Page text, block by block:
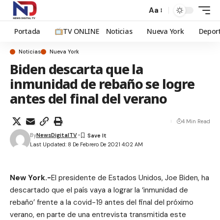
Aa
Portada TV ONLINE Noticias Nueva York
Noticias Nueva York
Biden descarta que la
inmunidad de rebaño se logre
antes del final del verano
Last Updated: 8 De Febrero De 2021 4:02 AM
ByNewsDigitalTV
4 Min Read
New York.-El presidente de Estados Unidos, Joe Biden, ha
descartado que el país vaya a lograr la ‘inmunidad de
rebaño’ frente a la covid-19 antes del final del próximo
verano, en parte de una entrevista transmitida este